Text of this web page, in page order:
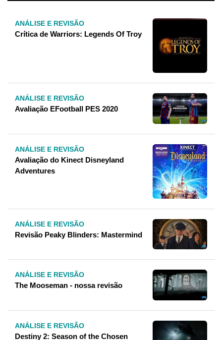
ANÁLISE E REVISÃO
Crítica de Warriors: Legends Of Troy
ANÁLISE E REVISÃO
Avaliação EFootball PES 2020
ANÁLISE E REVISÃO
Avaliação do Kinect Disneyland
Adventures
ANÁLISE E REVISÃO
Revisão Peaky Blinders: Mastermind
ANÁLISE E REVISÃO
The Mooseman - nossa revisão
ANÁLISE E REVISÃO
Destiny 2: Season of the Chosen